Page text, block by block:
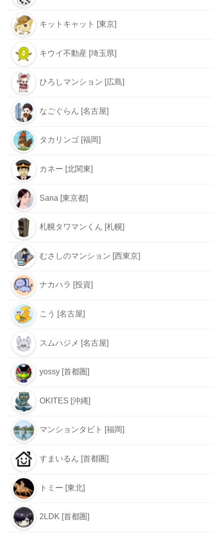
キットキャット [東京]
キウイ不動産 [埼玉県]
ひろしマンション [広島]
なごぐらん [名古屋]
タカリンゴ [福岡]
カネー [北関東]
Sana [東京都]
札幌タワマンくん [札幌]
むさしのマンション [西東京]
ナカハラ [投資]
こう [名古屋]
スムハジメ [名古屋]
yossy [首都圏]
OKITES [沖縄]
マンションタビト [福岡]
すまいるん [首都圏]
トミー [東北]
2LDK [首都圏]